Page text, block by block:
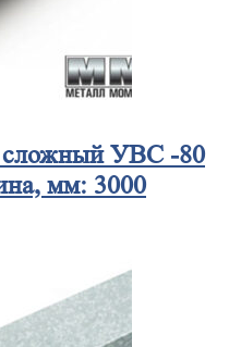
сложный УВС -80
мм: 3000